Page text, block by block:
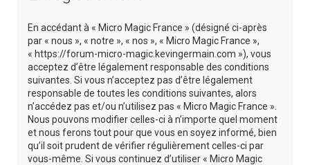
En accédant à « Micro Magic France » (désigné ci-après
par « nous », « notre », « nos », « Micro Magic France »,
« https://forum-micro-magic.kevingermain.com »), vous
acceptez d’être légalement responsable des conditions
suivantes. Si vous n’acceptez pas d’être légalement
responsable de toutes les conditions suivantes, alors
n’accédez pas et/ou n’utilisez pas « Micro Magic France ».
Nous pouvons modifier celles-ci à n’importe quel moment
et nous ferons tout pour que vous en soyez informé, bien
qu’il soit prudent de vérifier régulièrement celles-ci par
vous-même. Si vous continuez d’utiliser « Micro Magic